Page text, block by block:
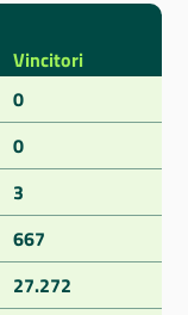
Vincitori
0
0
3
667
27.272